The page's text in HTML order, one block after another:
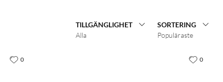
TILLGÄNGLIGHET
Alla
SORTERING
Populäraste
0 0